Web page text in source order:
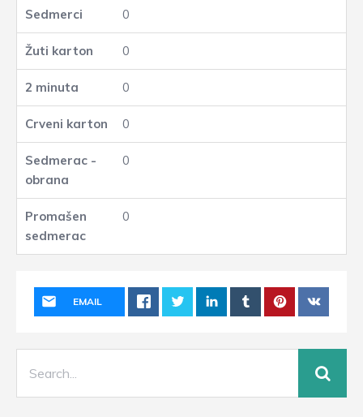
0
0
0
0
0
0
EMAIL